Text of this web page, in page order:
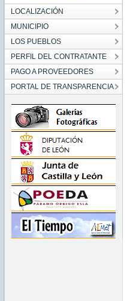
LOCALIZACIÓN
MUNICIPIO
LOS PUEBLOS
PERFIL DEL CONTRATANTE
PAGO A PROVEEDORES
PORTAL DE TRANSPARENCIA